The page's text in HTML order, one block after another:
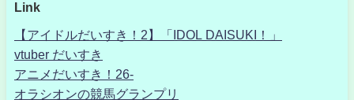
Link
【アイドルだいすき！2】「IDOL DAISUKI！」
vtuber だいすき
アニメだいすき！26-
オラシオンの競馬グランプリ